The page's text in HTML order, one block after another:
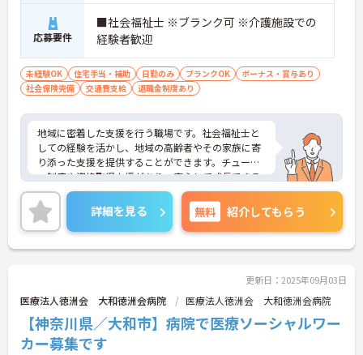
応募要件
■社会福祉士 ※ブランク可 ※介護施設での
経験者歓迎
未経験OK 住宅手当・補助 日勤のみ ブランクOK
ボーナス・賞与あり
社会保険完備
交通費支給 退職金制度あり
地域に密着した支援を行う職場です。社会福祉士と
しての経験を活かし、地域の高齢者やその家族に寄
り添った支援を提供することができます。チュータ
ー制度や資格取得支援があり、安心して成長できる
環境が整っています。住宅手当、扶養手当等充実し
た福利厚生も魅力的で、長く働き続けられる職場で
す。興味のある方はぜひご応募ください。
詳細を見る 無料 紹介してもらう
更新日：2025年09月03日
医療法人徳洲会 大和徳洲会病院 医療法人徳洲会 大和徳洲会病院
【神奈川県／大和市】病院で医療ソーシャルワー
カー募集です